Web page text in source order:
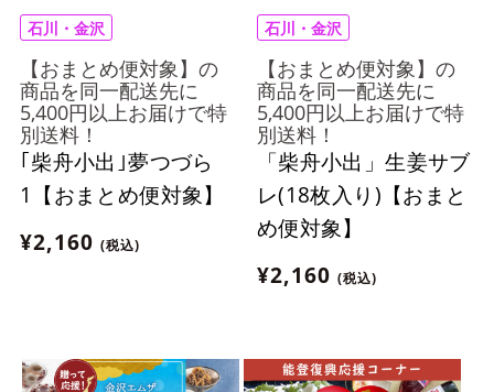
石川・金沢
【おまとめ便対象】の
商品を同一配送先に
5,400円以上お届けで特
別送料！
｢柴舟小出｣夢つづら
1【おまとめ便対象】
¥2,160 (税込)
石川・金沢
【おまとめ便対象】の
商品を同一配送先に
5,400円以上お届けで特
別送料！
「柴舟小出」生姜サブ
レ(18枚入り)【おまと
め便対象】
¥2,160 (税込)